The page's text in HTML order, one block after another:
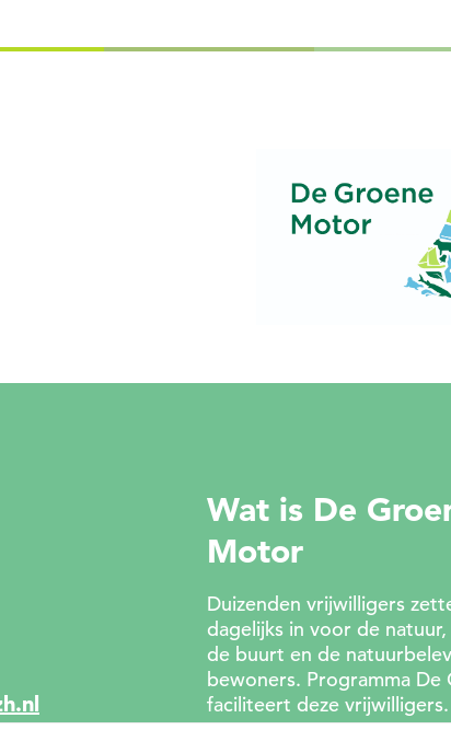
Wat is De
Motor
Duizenden vrijwilligers
dagelijks in voor de
de buurt en de
bewoners. Programma
faciliteert deze vrijwilligers.
lenen